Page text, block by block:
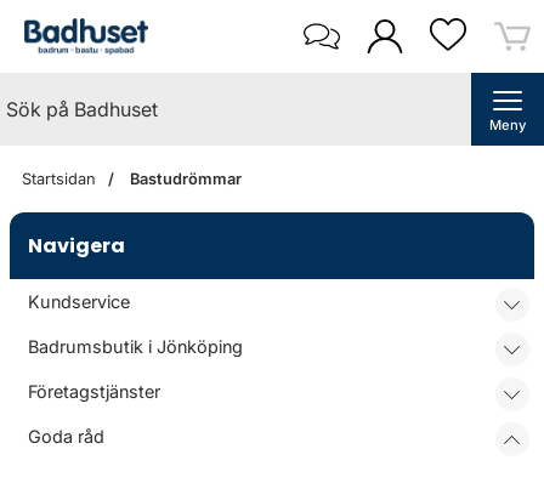
Meny
Startsidan Bastudrömmar
Navigera
Kundservice
Badrumsbutik i Jönköping
Företagstjänster
Goda råd